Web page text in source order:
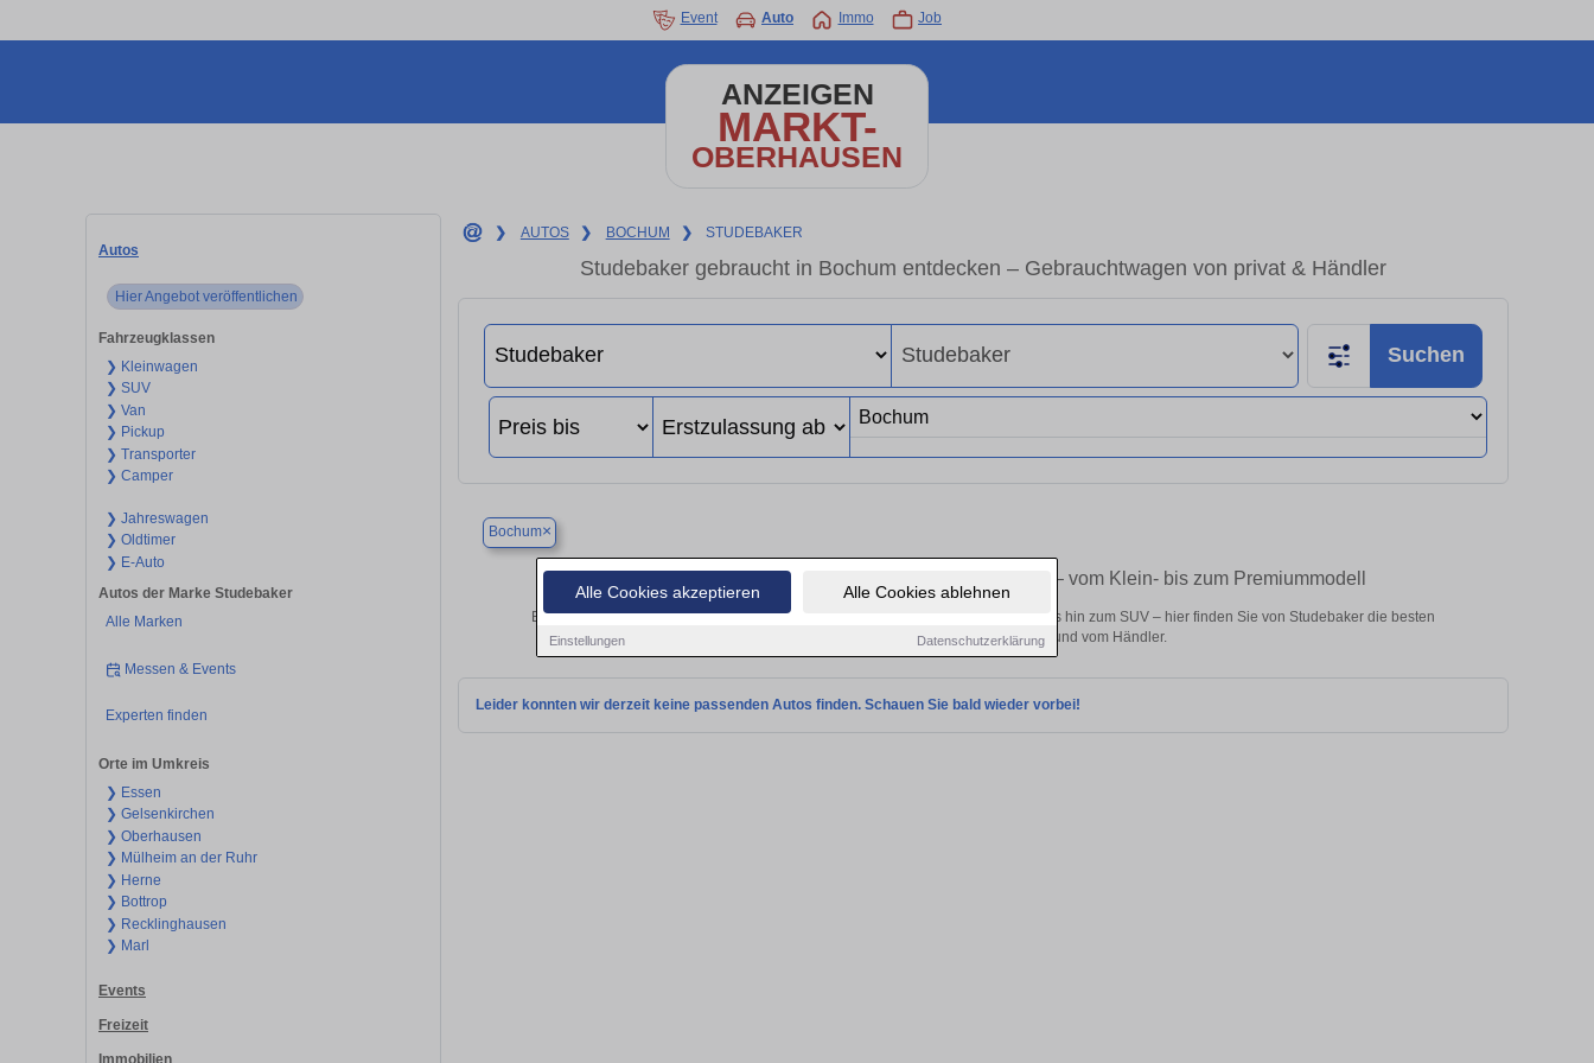
Alle Cookies akzeptieren Alle Cookies ablehnen
Einstellungen Datenschutzerklärung
Event Auto Immo Job
ANZEIGEN
MARKT-
OBERHAUSEN
Autos
Hier Angebot veröffentlichen
Fahrzeugklassen
❯ Kleinwagen
❯ SUV
❯ Van
❯ Pickup
❯ Transporter
❯ Camper
❯ Jahreswagen
❯ Oldtimer
❯ E-Auto
Autos der Marke Studebaker
Alle Marken
Messen & Events
Experten finden
Orte im Umkreis
❯ Essen
❯ Gelsenkirchen
❯ Oberhausen
❯ Mülheim an der Ruhr
❯ Herne
❯ Bottrop
❯ Recklinghausen
❯ Marl
Events
Freizeit
Immobilien
❯ AUTOS ❯ BOCHUM ❯ STUDEBAKER
Studebaker gebraucht in Bochum entdecken – Gebrauchtwagen von privat & Händler
Suchen
Bochum×
Finden Sie in Bochum Ihren gebrauchten Studebaker – vom Klein- bis zum Premiummodell
Entdecken Sie in Bochum gebrauchte Studebaker Fahrzeuge. Von Kleinwagen bis hin zum SUV – hier finden Sie von Studebaker die besten
Gebrauchtwagen in Bochum von privat und vom Händler.
Leider konnten wir derzeit keine passenden Autos finden. Schauen Sie bald wieder vorbei!